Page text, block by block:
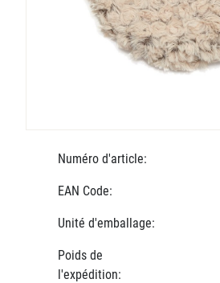
Numéro d'article:
EAN Code:
Unité d'emballage:
Poids de
l'expédition: